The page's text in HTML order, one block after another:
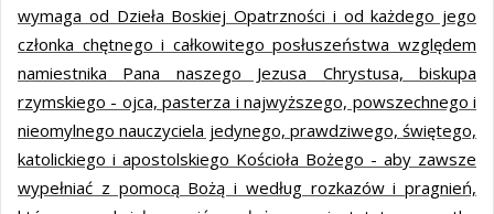
wymaga od Dzieła Boskiej Opatrzności i od każdego jego
członka chętnego i całkowitego posłuszeństwa względem
namiestnika Pana naszego Jezusa Chrystusa, biskupa
rzymskiego - ojca, pasterza i najwyższego, powszechnego i
nieomylnego nauczyciela jedynego, prawdziwego, świętego,
katolickiego i apostolskiego Kościoła Bożego - aby zawsze
wypełniać z pomocą Bożą i według rozkazów i pragnień,